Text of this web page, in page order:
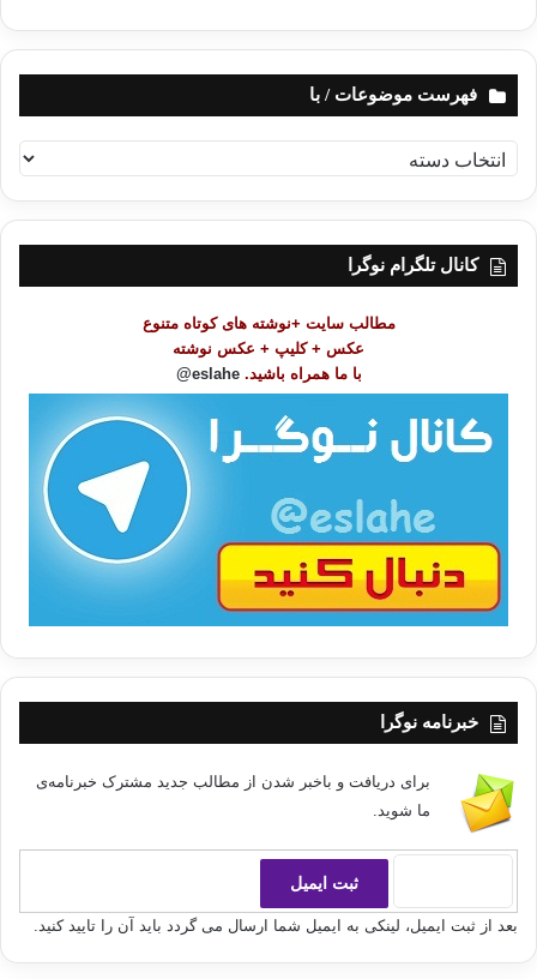
وقت دیدارنزدیک است، آیا آمادگی کامل داری
40 سالگی پیری
عمر
فهرست موضوعات / با
ه
ر
کانال تلگرام نوگرا
مطالب سایت +نوشته های کوتاه متنوع
عکس + کلیپ + عکس نوشته
با ما همراه باشید. eslahe@
خبرنامه نوگرا
برای دریافت و باخبر شدن از مطالب جدید مشترک خبرنامه‌ی
ما شوید.
بعد از ثبت ایمیل، لینکی به ایمیل شما ارسال می گردد باید آن را تایید کنید.